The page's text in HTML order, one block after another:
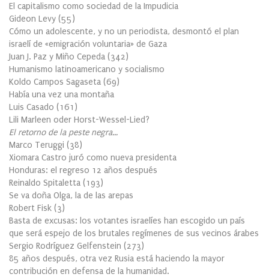
El capitalismo como sociedad de la Impudicia
Gideon Levy (55)
Cómo un adolescente, y no un periodista, desmontó el plan
israelí de «emigración voluntaria» de Gaza
Juan J. Paz y Miño Cepeda (342)
Humanismo latinoamericano y socialismo
Koldo Campos Sagaseta (69)
Había una vez una montaña
Luis Casado (161 )
Lili Marleen oder Horst-Wessel-Lied?
El retorno de la peste negra…
Marco Teruggi (38)
Xiomara Castro juró como nueva presidenta
Honduras: el regreso 12 años después
Reinaldo Spitaletta (193)
Se va doña Olga, la de las arepas
Robert Fisk (3)
Basta de excusas: los votantes israelíes han escogido un país
que será espejo de los brutales regímenes de sus vecinos árabes
Sergio Rodríguez Gelfenstein (273)
85 años después, otra vez Rusia está haciendo la mayor
contribución en defensa de la humanidad.